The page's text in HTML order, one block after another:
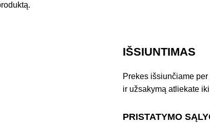
IŠSIUNTIMAS
Prekes išsiunčiame
ir užsakymą atliekate
PRISTATYMO